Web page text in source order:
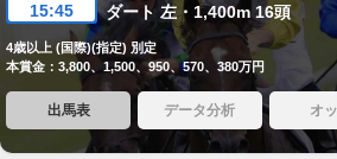
15:45 ダート 左・1,400m 16頭
4歳以上 (国際)(指定) 別定
本賞金：3,800、1,500、950、570、380万円
出馬表 データ分析 オ